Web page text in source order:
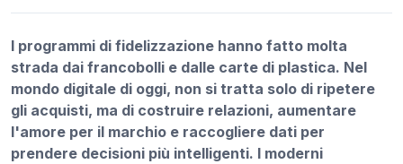
I programmi di fidelizzazione hanno fatto molta
strada dai francobolli e dalle carte di plastica. Nel
mondo digitale di oggi, non si tratta solo di ripetere
gli acquisti, ma di costruire relazioni, aumentare
l'amore per il marchio e raccogliere dati per
prendere decisioni più intelligenti. I moderni